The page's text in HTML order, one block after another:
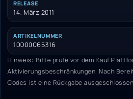
RELEASE
14. März 2011
ARTIKELNUMMER
10000065316
Hinweis: Bitte prüfe vor dem Kauf
Aktivierungsbeschränkungen. Nach
Codes ist eine Rückgabe